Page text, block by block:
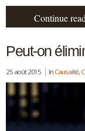
Continue
Peut-on
25 août 2015 In Causalité,